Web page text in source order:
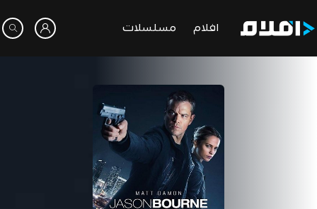
افلام مسلسلات